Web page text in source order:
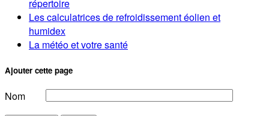
répertoire
Les calculatrices de refroidissement éolien et
humidex
La météo et votre santé
Ajouter cette page
Nom